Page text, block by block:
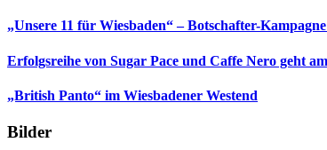
„Unsere 11 für Wiesbaden“ – Botschafter-
Erfolgsreihe von Sugar Pace und Caffe Nero geht
„British Panto“ im Wiesbadener Westend
Bilder